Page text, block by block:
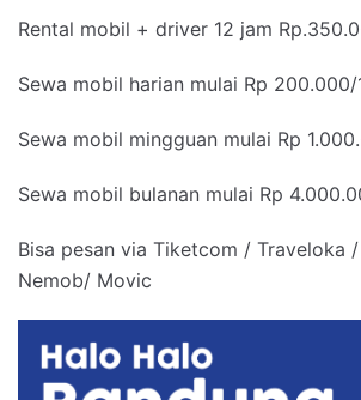
Rental mobil + driver 12 jam
Sewa mobil harian mulai Rp 200.000/
Sewa mobil mingguan mulai Rp
Sewa mobil bulanan mulai Rp
Bisa pesan via Tiketcom / Traveloka
Nemob/ Movic